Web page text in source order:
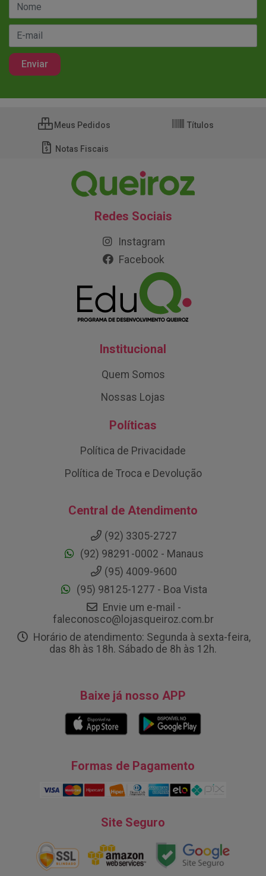
Meus Pedidos Títulos
Notas Fiscais
Redes Sociais
Instagram
Facebook
Institucional
Quem Somos
Nossas Lojas
Políticas
Política de Privacidade
Política de Troca e Devolução
Central de Atendimento
(92) 3305-2727
(92) 98291-0002 - Manaus
(95) 4009-9600
(95) 98125-1277 - Boa Vista
Envie um e-mail -
faleconosco@lojasqueiroz.com.br
Horário de atendimento: Segunda à sexta-feira,
das 8h às 18h. Sábado de 8h às 12h.
Baixe já nosso APP
Formas de Pagamento
Site Seguro